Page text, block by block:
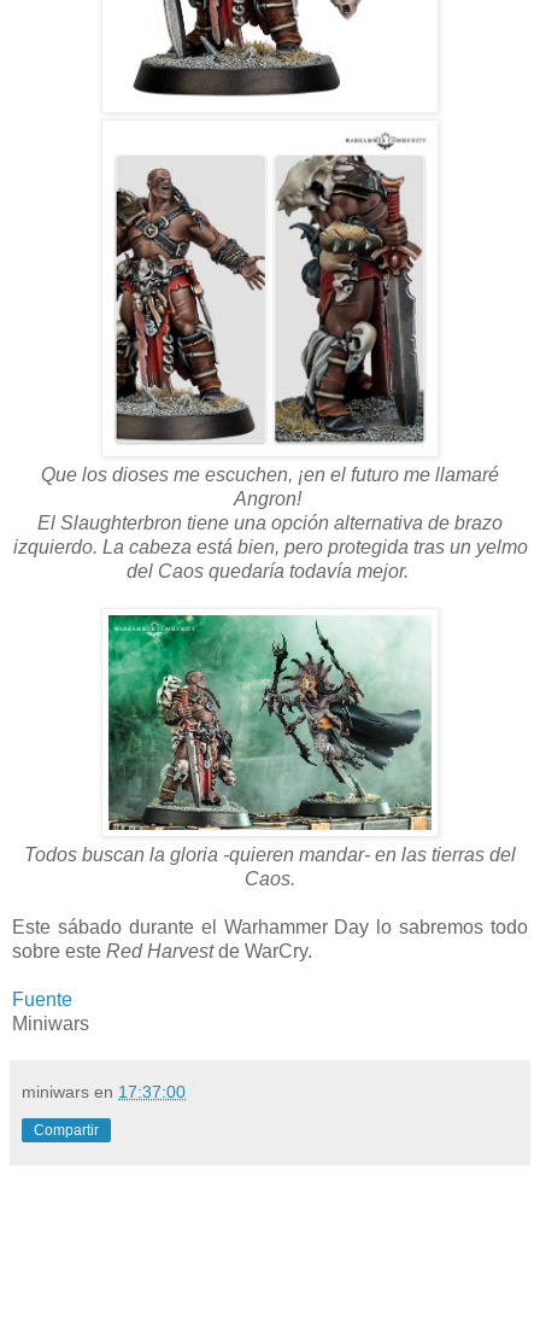
Que los dioses me escuchen, ¡en el futuro me llamaré
Angron!
El Slaughterbron tiene una opción alternativa de brazo
izquierdo. La cabeza está bien, pero protegida tras un yelmo
del Caos quedaría todavía mejor.
Todos buscan la gloria -quieren mandar- en las tierras del
Caos.
Este sábado durante el Warhammer Day lo sabremos todo
sobre este Red Harvestde WarCry.
Fuente
Miniwars
miniwars en 17:37:00
Compartir